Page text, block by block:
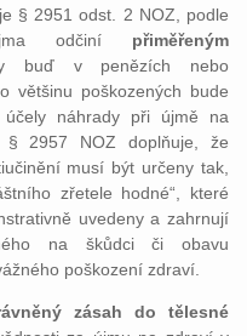
§ 2951 odst. 2 NOZ, podle
odčiní přiměřeným
buď v penězích nebo
většinu poškozených bude
náhrady při újmě na
§ 2957 NOZ doplňuje, že
musí být určeny tak,
zřetele hodné“, které
uvedeny a zahrnují
na škůdci či obavu
poškození zdraví.
zásah do tělesné